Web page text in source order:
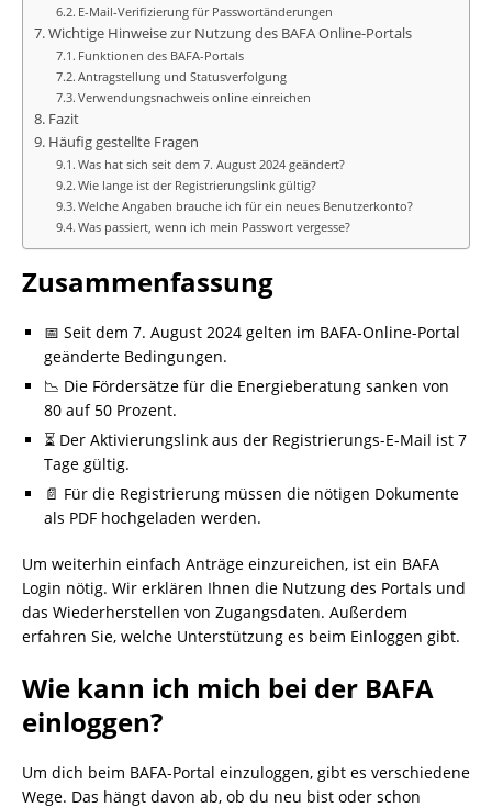
E-Mail-Verifizierung für Passwortänderungen
Wichtige Hinweise zur Nutzung des BAFA Online-Portals
Funktionen des BAFA-Portals
Antragstellung und Statusverfolgung
Verwendungsnachweis online einreichen
Fazit
Häufig gestellte Fragen
Was hat sich seit dem 7. August 2024 geändert?
Wie lange ist der Registrierungslink gültig?
Welche Angaben brauche ich für ein neues Benutzerkonto?
Was passiert, wenn ich mein Passwort vergesse?
Zusammenfassung
📅 Seit dem 7. August 2024 gelten im BAFA-Online-Portal
geänderte Bedingungen.
📉 Die Fördersätze für die Energieberatung sanken von
80 auf 50 Prozent.
⏳ Der Aktivierungslink aus der Registrierungs-E-Mail ist 7
Tage gültig.
📄 Für die Registrierung müssen die nötigen Dokumente
als PDF hochgeladen werden.
Um weiterhin einfach Anträge einzureichen, ist ein BAFA
Login nötig. Wir erklären Ihnen die Nutzung des Portals und
das Wiederherstellen von Zugangsdaten. Außerdem
erfahren Sie, welche Unterstützung es beim Einloggen gibt.
Wie kann ich mich bei der BAFA
einloggen?
Um dich beim BAFA-Portal einzuloggen, gibt es verschiedene
Wege. Das hängt davon ab, ob du neu bist oder schon